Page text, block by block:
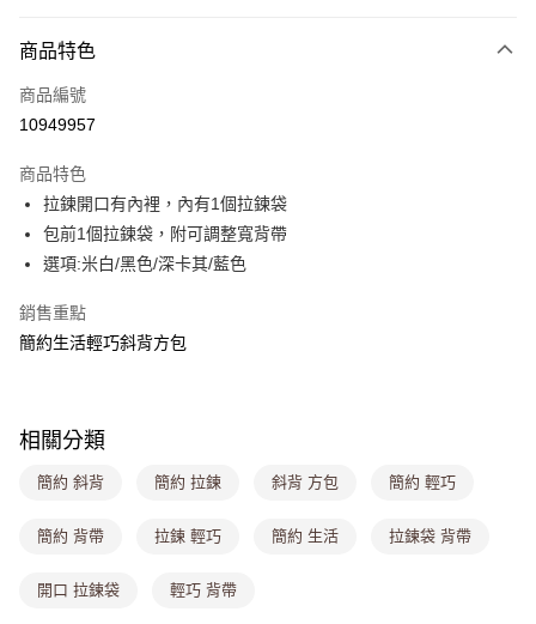
信用卡一次付款
超商取貨付款
Apple Pay
街口支付
Google Pay
【大哥付你分期使用說明】
1.本服務由台灣大哥大提供，台灣大哥大用戶可立即使用無須另外申請。
2.付款方式選擇「大哥付你分期」，訂單成立後會自動跳轉到大哥付的交易
3.實際核准額度、可分期數及費用金額請依後續交易確認頁面所載為準。
消。如遇「轉專審核」未通過狀況，表示未達大哥付你分期系統評分，恕無
ATM付款
全家取貨付款
每筆NT$80，滿NT$699(含以上)免運費
商品特色
商品編號
10949957
商品特色
拉鍊開口有內裡，內有1個拉鍊袋
包前1個拉鍊袋，附可調整寬背帶
選項:米白/黑色/深卡其/藍色
銷售重點
簡約生活輕巧斜背方包
相關分類
簡約 斜背 簡約 拉鍊 斜背 方包 簡約 輕巧
簡約 背帶 拉鍊 輕巧 簡約 生活 拉鍊袋 背帶
開口 拉鍊袋 輕巧 背帶